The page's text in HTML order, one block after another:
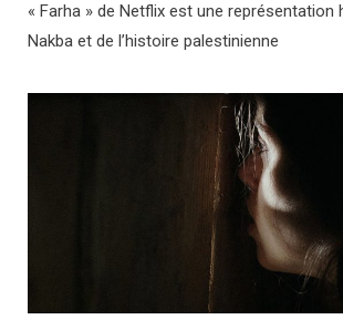
« Farha » de Netflix est une représentation
Nakba et de l’histoire palestinienne